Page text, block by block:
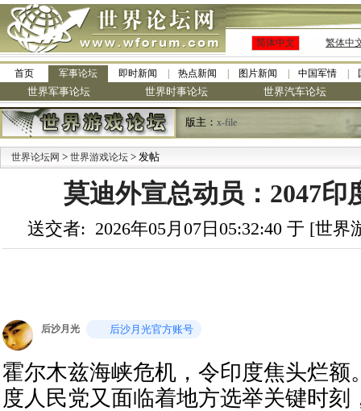
简体中文 繁体中
首页 军事论坛 即时新闻 热点新闻 图片新闻 中国军情
世界军事论坛 世界时事论坛 世界汽车论坛
版主： x-file
世界论坛网 > 世界游戏论坛 > 发帖
莫迪外宣总动员：2047印
送交者: 2026年05月07日05:32:40 于 [世
后沙月光 后沙月光官方账号
霍尔木兹海峡危机，令印度焦头烂额
度人民党又面临着地方选举关键时刻